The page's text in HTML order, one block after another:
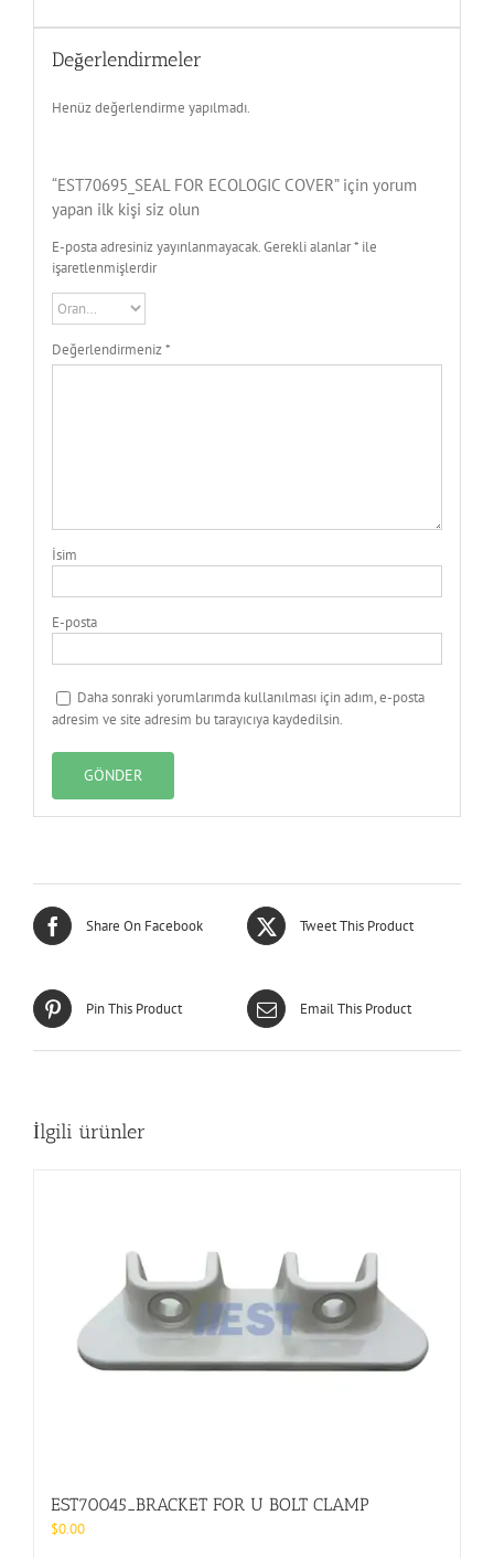
Değerlendirmeler
Henüz değerlendirme yapılmadı.
“EST70695_SEAL FOR ECOLOGIC COVER” için yorum
yapan ilk kişi siz olun
E-posta adresiniz yayınlanmayacak. Gerekli alanlar*ile
işaretlenmişlerdir
Değerlendirmeniz*
İsim
E-posta
Daha sonraki yorumlarımda kullanılması için adım, e-posta
adresim ve site adresim bu tarayıcıya kaydedilsin.
Share On Facebook Tweet This Product
Pin This Product Email This Product
İlgili ürünler
EST70045_BRACKET FOR U BOLT CLAMP
$0.00